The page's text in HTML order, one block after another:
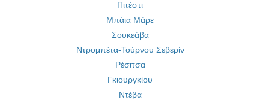
Πιτέστι
Μπάια Μάρε
Σουκεάβα
Ντρομπέτα-Τούρνου Σεβερίν
Ρέσιτσα
Γκιουργκίου
Ντέβα